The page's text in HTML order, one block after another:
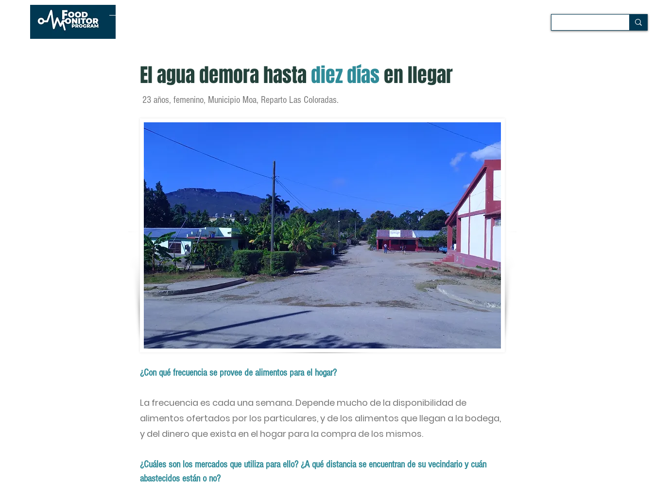
El agua demora hastadiez díasen llegar
23 años, femenino, Municipio Moa, Reparto Las Coloradas.
¿Con qué frecuencia se provee de alimentos para el hogar?
La frecuencia es cada una semana. Depende mucho de la disponibilidad de
alimentos ofertados por los particulares, y de los alimentos que llegan a la bodega,
y del dinero que exista en el hogar para la compra de los mismos.
¿Cuáles son los mercados que utiliza para ello? ¿A qué distancia se encuentran de su vecindario y cuán
abastecidos están o no?